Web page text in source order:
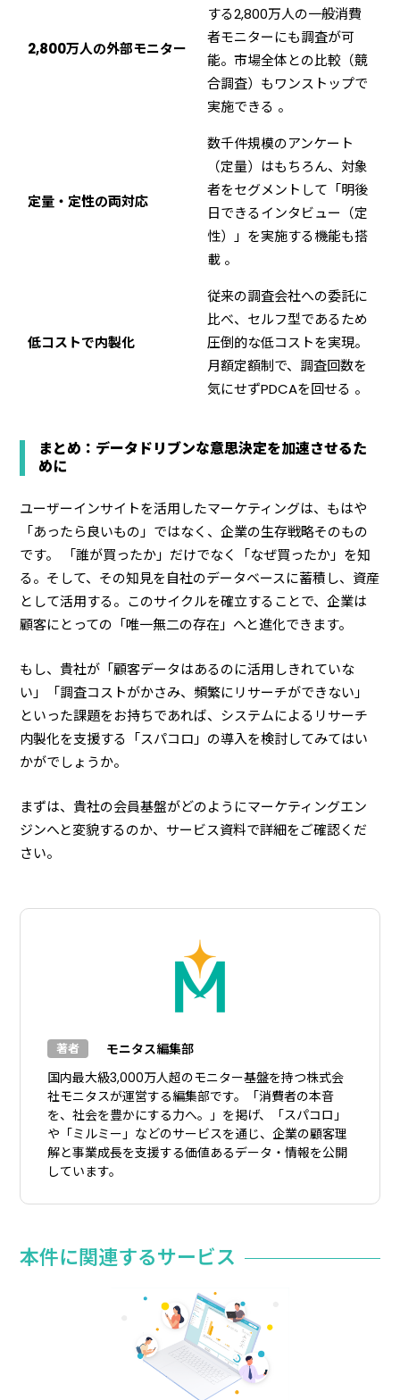
2,800万人の外部モニター
する2,800万人の一般消費
者モニターにも調査が可
能。市場全体との比較（競
合調査）もワンストップで
実施できる 。
定量・定性の両対応
数千件規模のアンケート
（定量）はもちろん、対象
者をセグメントして「明後
日できるインタビュー（定
性）」を実施する機能も搭
載 。
低コストで内製化
従来の調査会社への委託に
比べ、セルフ型であるため
圧倒的な低コストを実現。
月額定額制で、調査回数を
気にせずPDCAを回せる 。
まとめ：データドリブンな意思決定を加速させるた
めに
ユーザーインサイトを活用したマーケティングは、もはや
「あったら良いもの」ではなく、企業の生存戦略そのもの
です。 「誰が買ったか」だけでなく「なぜ買ったか」を知
る。そして、その知見を自社のデータベースに蓄積し、資産
として活用する。このサイクルを確立することで、企業は
顧客にとっての「唯一無二の存在」へと進化できます。
もし、貴社が「顧客データはあるのに活用しきれていな
い」「調査コストがかさみ、頻繁にリサーチができない」
といった課題をお持ちであれば、システムによるリサーチ
内製化を支援する「スパコロ」の導入を検討してみてはい
かがでしょうか。
まずは、貴社の会員基盤がどのようにマーケティングエン
ジンへと変貌するのか、サービス資料で詳細をご確認くだ
さい。
著者
モニタス編集部
国内最大級3,000万人超のモニター基盤を持つ株式会
社モニタスが運営する編集部です。「消費者の本音
を、社会を豊かにする力へ。」を掲げ、「スパコロ」
や「ミルミー」などのサービスを通じ、企業の顧客理
解と事業成長を支援する価値あるデータ・情報を公開
しています。
本件に関連するサービス